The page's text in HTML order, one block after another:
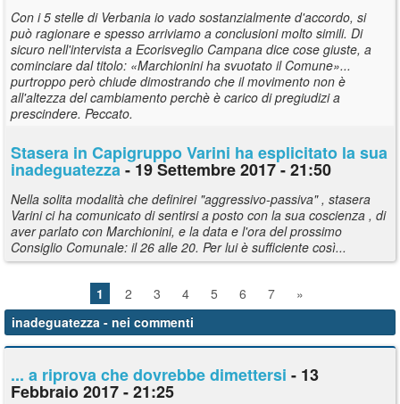
Con i 5 stelle di Verbania io vado sostanzialmente d'accordo, si
può ragionare e spesso arriviamo a conclusioni molto simili. Di
sicuro nell'intervista a Ecorisveglio Campana dice cose giuste, a
cominciare dal titolo: «Marchionini ha svuotato il Comune»...
purtroppo però chiude dimostrando che il movimento non è
all'altezza del cambiamento perchè è carico di pregiudizi a
prescindere. Peccato.
Stasera in Capigruppo Varini ha esplicitato la sua
inadeguatezza- 19 Settembre 2017 - 21:50
Nella solita modalità che definirei "aggressivo-passiva" , stasera
Varini ci ha comunicato di sentirsi a posto con la sua coscienza , di
aver parlato con Marchionini, e la data e l'ora del prossimo
Consiglio Comunale: il 26 alle 20. Per lui è sufficiente così...
1 2 3 4 5 6 7
»
inadeguatezza - nei commenti
... a riprova che dovrebbe dimettersi - 13
Febbraio 2017 - 21:25